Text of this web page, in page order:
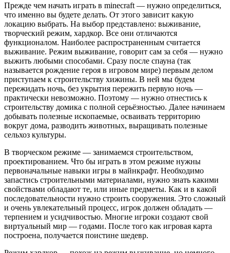
Прежде чем начать играть в minecraft — нужно определиться,
что именно вы будете делать. От этого зависит какую
локацию выбрать. На выбор представлено: выживание,
творческий режим, хардкор. Все они отличаются
функционалом. Наиболее распространенным считается
выживание. Режим выживание, говорит сам за себя — нужно
выжить любыми способами. Сразу после спауна (так
называется рождение героя в игровом мире) первым делом
приступаем к строительству хижины. В ней мы будем
пережидать ночь, без укрытия пережить первую ночь —
практически невозможно. Поэтому — нужно отнестись к
строительству домика с полной серьёзностью. Далее начинаем
добывать полезные ископаемые, осваивать территорию
вокруг дома, разводить животных, выращивать полезные
сельхоз культуры.
В творческом режиме — занимаемся строительством,
проектированием. Что бы играть в этом режиме нужны
первоначальные навыки игры в майнкрафт. Необходимо
запастись строительными материалами, нужно знать какими
свойствами обладают те, или иные предметы. Как и в какой
последовательности нужно строить сооружения. Это сложный
и очень увлекательный процесс, игрок должен обладать —
терпением и усидчивостью. Многие игроки создают свой
виртуальный мир — годами. После того как игровая карта
построена, получается поистине шедевр.